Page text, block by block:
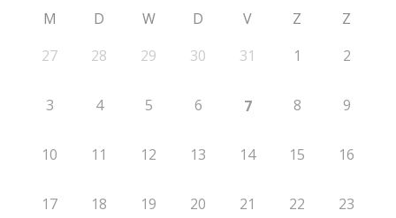
M D W D V Z
Z
27
28 29 30 31 1 2
3 4 5 6 7 8 9
10 11 12 13 14 15 16
17 18 19 20 21 22 23